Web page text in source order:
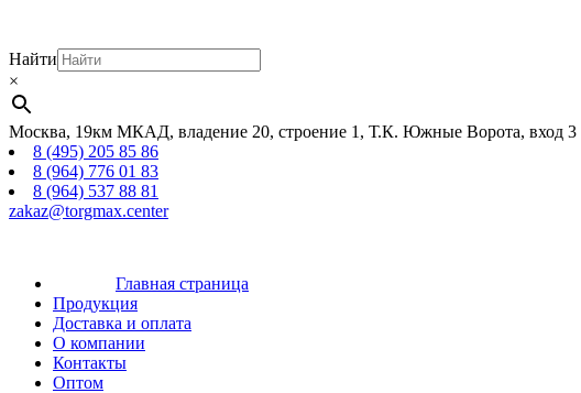
Найти
×
Москва, 19км МКАД, владение 20, строение 1, Т.К. Южные Ворота, вход 3
8 (495) 205 85 86
8 (964) 776 01 83
8 (964) 537 88 81
zakaz@torgmax.center
Главная страница
Продукция
Доставка и оплата
О компании
Контакты
Оптом